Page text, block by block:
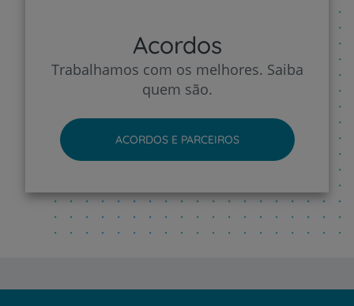
Acordos
Trabalhamos com os melhores. Saiba
quem são.
ACORDOS E PARCEIROS